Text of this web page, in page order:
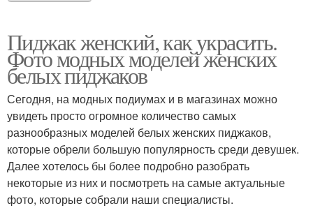
Пиджак женский, как украсить.
Фото модных моделей женских
белых пиджаков
Сегодня, на модных подиумах и в магазинах можно
увидеть просто огромное количество самых
разнообразных моделей белых женских пиджаков,
которые обрели большую популярность среди девушек.
Далее хотелось бы более подробно разобрать
некоторые из них и посмотреть на самые актуальные
фото, которые собрали наши специалисты.